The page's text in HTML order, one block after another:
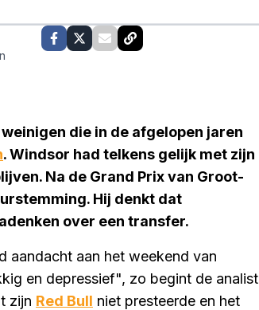
die in de afgelopen jaren
. Windsor had telkens gelijk met zijn
Na de Grand Prix van Groot-
Hij denkt dat
over een transfer.
aandacht aan het weekend van
en depressief", zo begint de analist
zijn Red Bull niet presteerde en het